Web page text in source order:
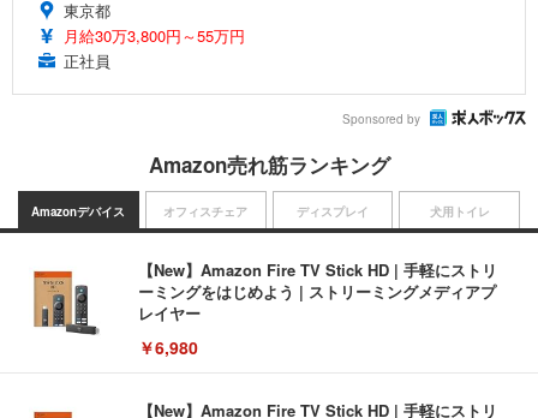
東京都
月給30万3,800円～55万円
正社員
Sponsored by
Amazon売れ筋ランキング
Amazonデバイス
【New】Amazon Fire TV Stick HD | 手軽にストリ
ーミングをはじめよう | ストリーミングメディアプ
レイヤー
￥6,980
【New】Amazon Fire TV Stick HD | 手軽にストリ
オフィスチェア ディスプレイ 犬用トイレ